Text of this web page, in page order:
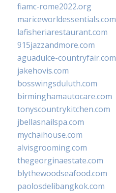
fiamc-rome2022.org
mariceworldessentials.com
lafisheriarestaurant.com
915jazzandmore.com
aguadulce-countryfair.com
jakehovis.com
bosswingsduluth.com
birminghamautocare.com
tonyscountrykitchen.com
jbellasnailspa.com
mychaihouse.com
alvisgrooming.com
thegeorginaestate.com
blythewoodseafood.com
paolosdelibangkok.com